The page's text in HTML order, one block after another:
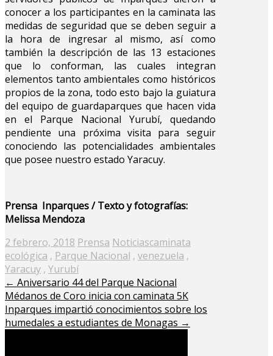
conocer a los participantes en la caminata las
medidas de seguridad que se deben seguir a
la hora de ingresar al mismo, así como
también la descripción de las 13 estaciones
que lo conforman, las cuales integran
elementos tanto ambientales como históricos
propios de la zona, todo esto bajo la guiatura
del equipo de guardaparques que hacen vida
en el Parque Nacional Yurubí, quedando
pendiente una próxima visita para seguir
conociendo las potencialidades ambientales
que posee nuestro estado Yaracuy.
Prensa Inparques / Texto y fotografías:
Melissa Mendoza
Posted
on
2 febrero, 2018 Prensa Noticiascaminata
ecológica , Parque Nacional , venezuela ,
Yaracuy , Yurubí
← Aniversario 44 del Parque Nacional
Médanos de Coro inicia con caminata 5K
Inparques impartió conocimientos sobre los
humedales a estudiantes de Monagas →